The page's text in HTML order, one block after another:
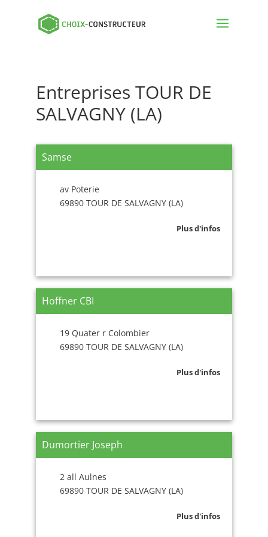
Entreprises TOUR DE
SALVAGNY (LA)
Samse
av Poterie
69890 TOUR DE SALVAGNY (LA)
Plus d'infos
Hoffner CBI
19 Quater r Colombier
69890 TOUR DE SALVAGNY (LA)
Plus d'infos
Dumortier Joseph
2 all Aulnes
69890 TOUR DE SALVAGNY (LA)
Plus d'infos